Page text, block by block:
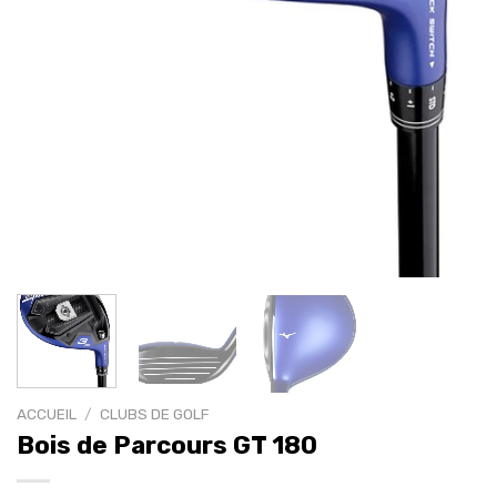
ACCUEIL / CLUBS DE GOLF
Bois de Parcours GT 180